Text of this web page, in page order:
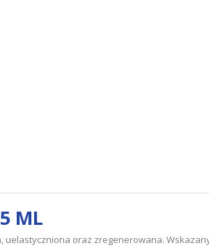
ML
uelastyczniona oraz zregenerowana.